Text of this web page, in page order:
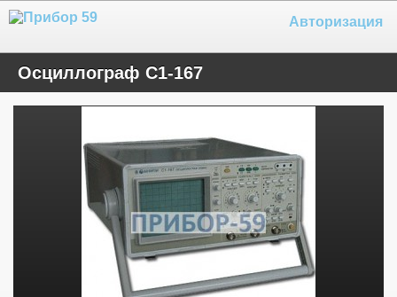
Авторизация
Осциллограф С1-167